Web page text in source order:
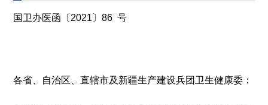
国卫办医函〔2021〕86 号
各省、自治区、直辖市及新疆生产建设兵团卫生健康委：